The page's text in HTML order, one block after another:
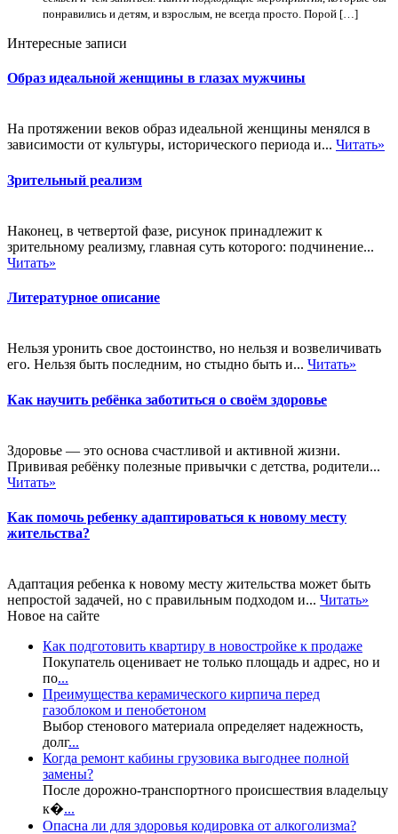
понравились и детям, и взрослым, не всегда просто. Порой […]
Интересные записи
Образ идеальной женщины в глазах мужчины
На протяжении веков образ идеальной женщины менялся в
зависимости от культуры, исторического периода и... Читать»
Зрительный реализм
Наконец, в четвертой фазе, рисунок принадлежит к
зрительному реализму, главная суть которого: подчинение...
Читать»
Литературное описание
Нельзя уронить свое достоинство, но нельзя и возвеличивать
его. Нельзя быть последним, но стыдно быть и... Читать»
Как научить ребёнка заботиться о своём здоровье
Здоровье — это основа счастливой и активной жизни.
Прививая ребёнку полезные привычки с детства, родители...
Читать»
Как помочь ребенку адаптироваться к новому месту
жительства?
Адаптация ребенка к новому месту жительства может быть
непростой задачей, но с правильным подходом и... Читать»
Новое на сайте
Как подготовить квартиру в новостройке к продаже
Покупатель оценивает не только площадь и адрес, но и
по...
Преимущества керамического кирпича перед
газоблоком и пенобетоном
Выбор стенового материала определяет надежность,
долг...
Когда ремонт кабины грузовика выгоднее полной
замены?
После дорожно-транспортного происшествия владельцу
к�...
Опасна ли для здоровья кодировка от алкоголизма?